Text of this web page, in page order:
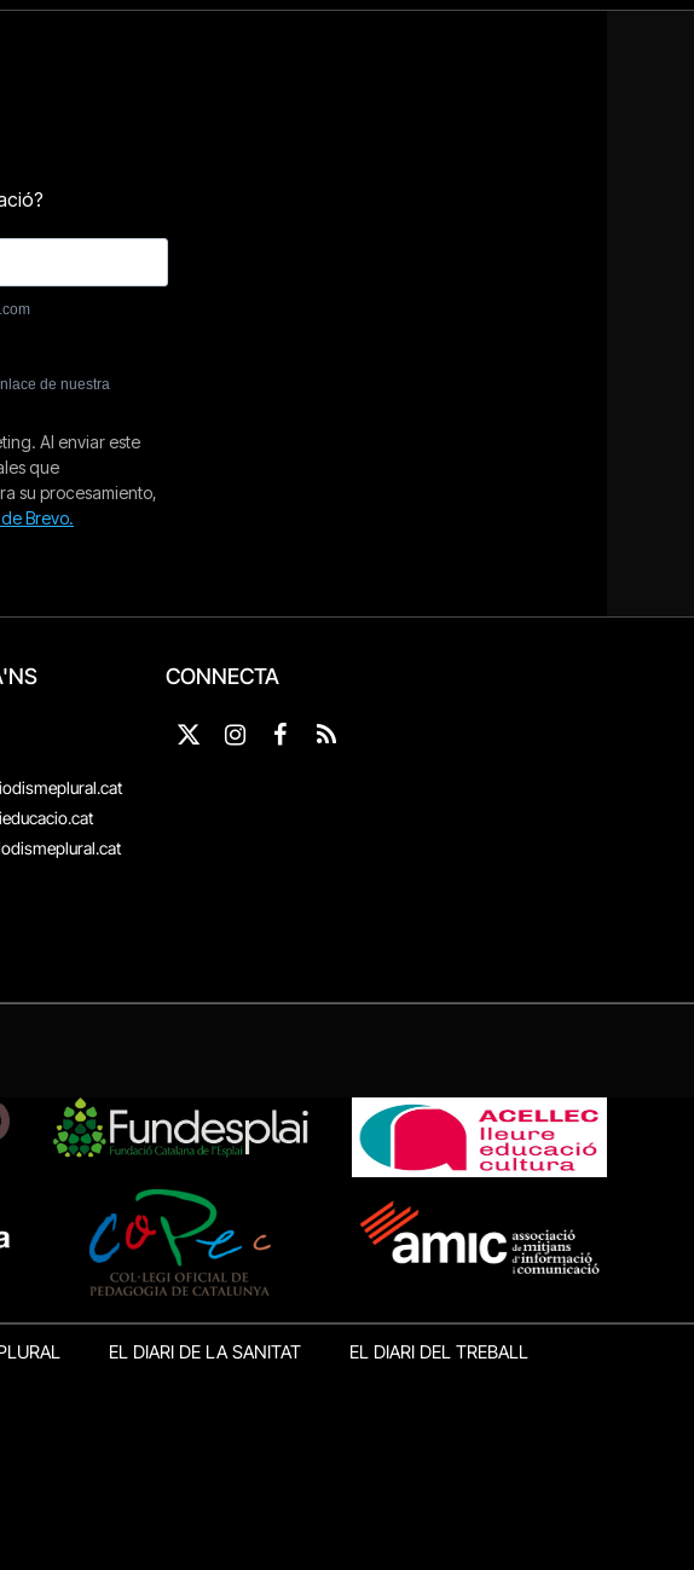
CONNECTA
X
Instagram
Facebook
RSS
EL DIARI DE LA SANITAT EL DIARI DEL TREBALL